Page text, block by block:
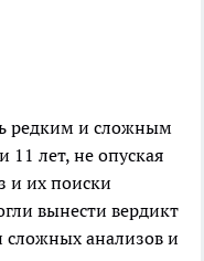
редким и сложным
11 лет, не опуская
и их поиски
вынести вердикт
сложных анализов и